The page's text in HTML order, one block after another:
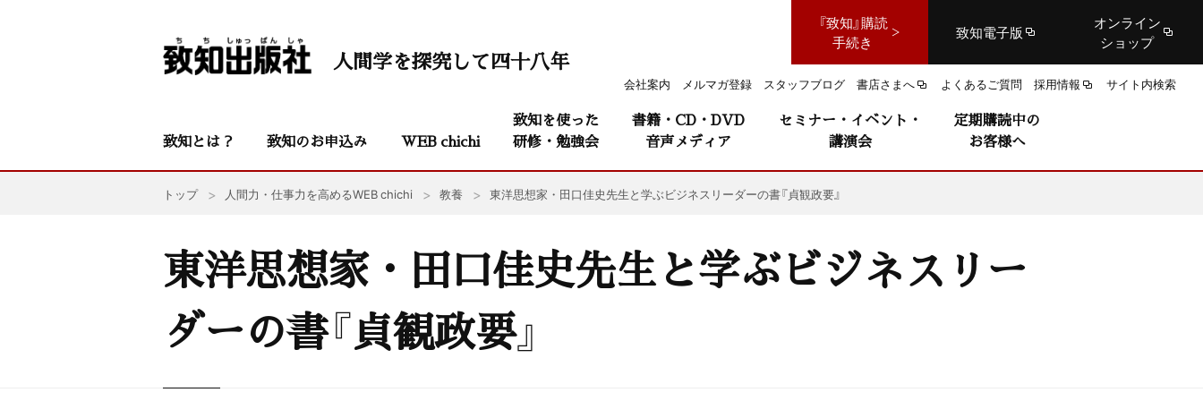
『致知』購読
手続き
致知電子版
オンライン
ショップ
会社案内 メルマガ登録 スタッフブログ 書店さまへ よくあるご質問 採用情報 サイト内検索
人間学を探究して四十八年
致知とは？ 致知のお申込み WEB chichi
致知を使った
研修・勉強会
書籍・CD・DVD
音声メディア
セミナー・イベント・
講演会
定期購読中の
お客様へ
トップ 人間力・仕事力を高めるWEB chichi 教養 東洋思想家・田口佳史先生と学ぶビジネスリーダーの書『貞観政要』
東洋思想家・田口佳史先生と学ぶビジネスリー
ダーの書『貞観政要』